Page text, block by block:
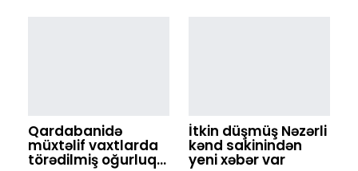
Qardabanidə
müxtəlif vaxtlarda
törədilmiş oğurluq…
İtkin düşmüş Nəzərli
kənd sakinindən
yeni xəbər var